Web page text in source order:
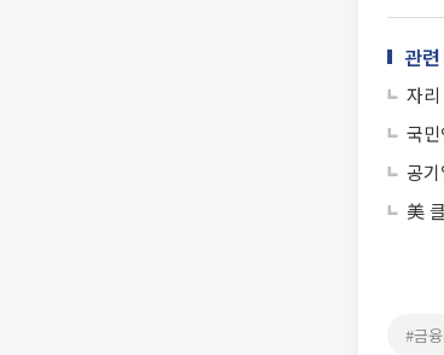
관
자
국
공
美
#금